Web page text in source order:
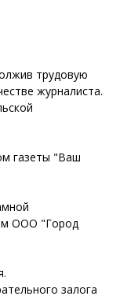
трудовую
журналиста.
газеты "Ваш
ООО "Город
залога